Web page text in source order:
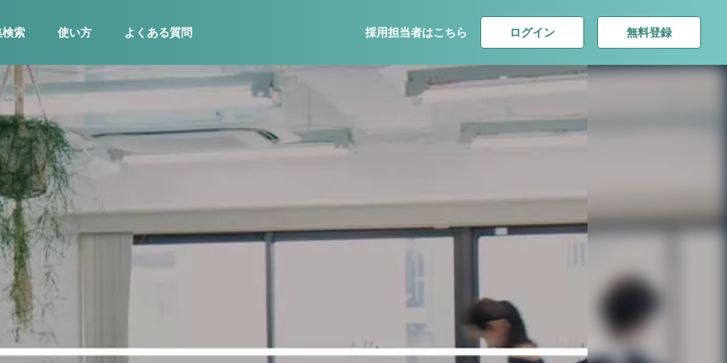
検索 使い方 よくある質問 採用担当者はこちら ログイン 無料登録